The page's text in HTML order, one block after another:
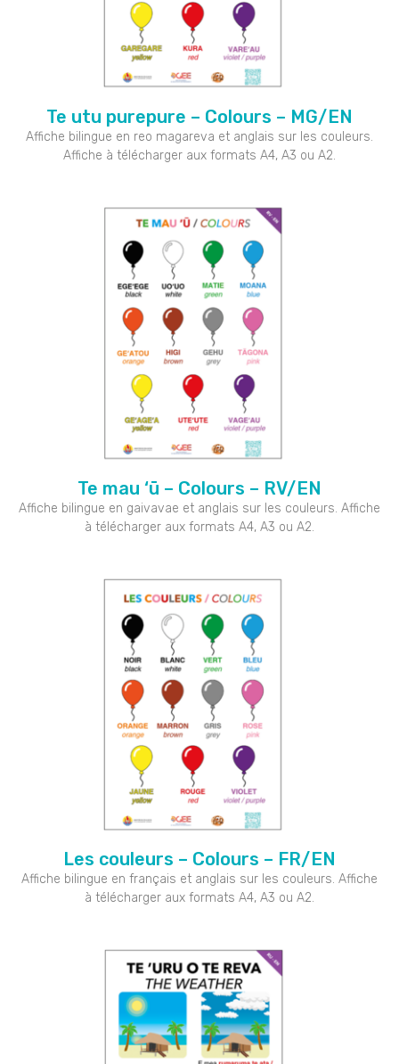
Te utu purepure – Colours – MG/EN
Affiche bilingue en reo magareva et anglais sur les couleurs.
Affiche à télécharger aux formats A4, A3 ou A2.
Te mau ‘ū – Colours – RV/EN
Affiche bilingue en gaivavae et anglais sur les couleurs. Affiche
à télécharger aux formats A4, A3 ou A2.
Les couleurs – Colours – FR/EN
Affiche bilingue en français et anglais sur les couleurs. Affiche
à télécharger aux formats A4, A3 ou A2.